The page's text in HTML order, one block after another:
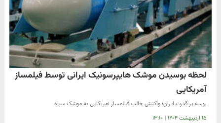
لحظه بوسیدن موشک هایپرسونیک ایرانی توسط فیلمساز
آمریکایی
بوسه بر قدرت ایران؛ واکنش جالب فیلمساز آمریکایی به موشک سپاه
۱۵ اردیبهشت ۱۴۰۴ | ۱۳:۱۰